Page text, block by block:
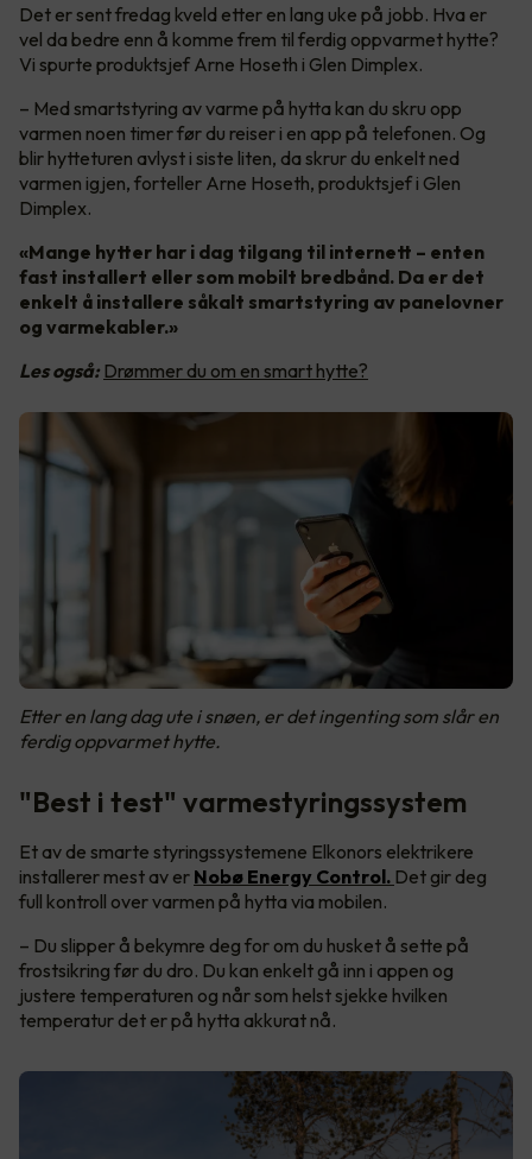
Det er sent fredag kveld etter en lang uke på jobb. Hva er
vel da bedre enn å komme frem til ferdig oppvarmet hytte?
Vi spurte produktsjef Arne Hoseth i Glen Dimplex.
– Med smartstyring av varme på hytta kan du skru opp
varmen noen timer før du reiser i en app på telefonen. Og
blir hytteturen avlyst i siste liten, da skrur du enkelt ned
varmen igjen, forteller Arne Hoseth, produktsjef i Glen
Dimplex.
«Mange hytter har i dag tilgang til internett – enten
fast installert eller som mobilt bredbånd. Da er det
enkelt å installere såkalt smartstyring av panelovner
og varmekabler.»
Les også: Drømmer du om en smart hytte?
Etter en lang dag ute i snøen, er det ingenting som slår en
ferdig oppvarmet hytte.
"Best i test" varmestyringssystem
Et av de smarte styringssystemene Elkonors elektrikere
installerer mest av er Nobø Energy Control. Det gir deg
full kontroll over varmen på hytta via mobilen.
– Du slipper å bekymre deg for om du husket å sette på
frostsikring før du dro. Du kan enkelt gå inn i appen og
justere temperaturen og når som helst sjekke hvilken
temperatur det er på hytta akkurat nå.